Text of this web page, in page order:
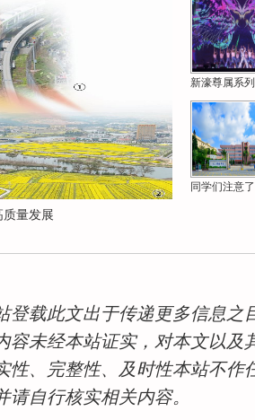
量发展
新濠尊属系
同学们注意
登载此文出于传递更多信息之
容未经本站证实，对本文以及
性、完整性、及时性本站不作
请自行核实相关内容。